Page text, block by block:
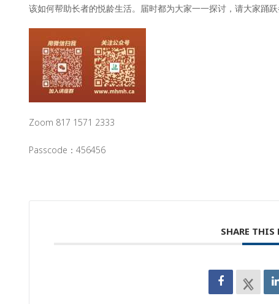
该如何帮助长者的悦龄生活。届时都为大家一一探讨，请大家踊跃
Zoom 817 1571 2333
Passcode：456456
SHARE THIS